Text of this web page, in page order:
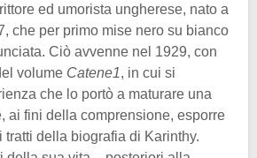
ed umorista ungherese, nato a
che per primo mise nero su bianco
Ciò avvenne nel 1929, con
volume Catene1, in cui si
che lo portò a maturare una
ai fini della comprensione, esporre
tratti della biografia di Karinthy.